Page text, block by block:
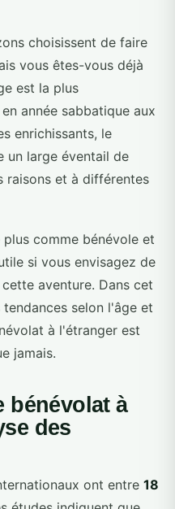
choisissent de faire
vous êtes-vous déjà
est la plus
année sabbatique aux
enrichissants, le
un large éventail de
et à différentes
comme bénévole et
si vous envisagez de
aventure. Dans cet
selon l'âge et
à l'étranger est
jamais.
bénévolat à
des
ont entre 18